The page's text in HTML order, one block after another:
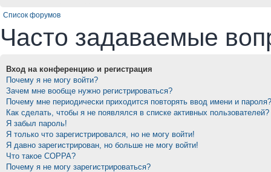
Список форумов
Часто задаваемые
Вход на конференцию и регистрация
Почему я не могу войти?
Зачем мне вообще нужно регистрироваться?
Почему мне периодически приходится повторять ввод имени и пароля?
Как сделать, чтобы я не появлялся в списке активных пользователей?
Я забыл пароль!
Я только что зарегистрировался, но не могу войти!
Я давно зарегистрирован, но больше не могу войти!
Что такое COPPA?
Почему я не могу зарегистрироваться?